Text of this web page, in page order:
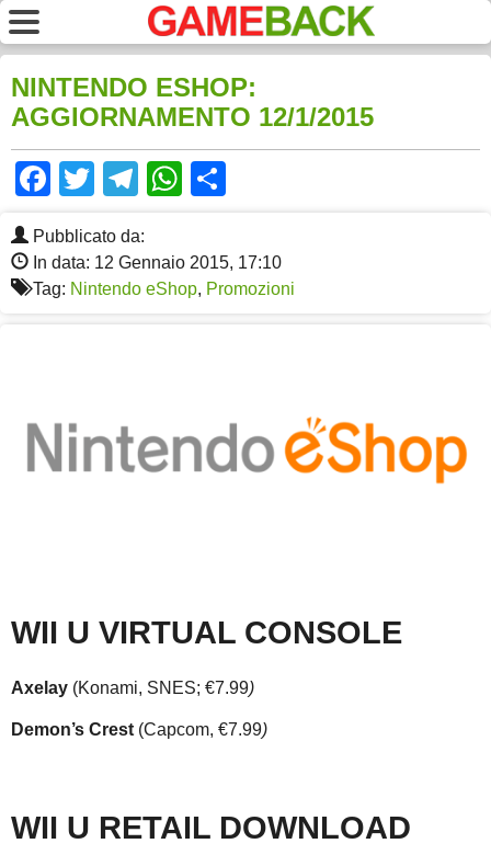
NINTENDO ESHOP:
AGGIORNAMENTO 12/1/2015
Facebook
TwitterTelegram
WhatsApp
Pubblicato da:
In data: 12 Gennaio 2015, 17:10
Tag: Nintendo eShop, Promozioni
WII U VIRTUAL CONSOLE
Axelay (Konami, SNES; €7.99)
Demon’s Crest (Capcom, €7.99)
WII U RETAIL DOWNLOAD